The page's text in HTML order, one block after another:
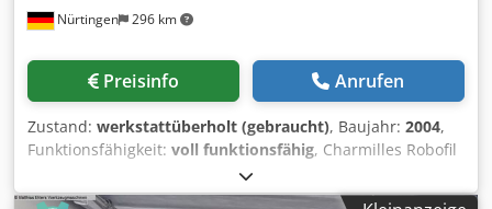
Nürtingen 296 km
Preisinfo Anrufen
Zustand: werkstattüberholt (gebraucht), Baujahr: 2004,
Funktionsfähigkeit: voll funktionsfähig, Charmilles Robofil
440 CC Baujahr 2004 Charmilles Millenium Steuerung
Verfahrwege (X / Y / Z): 550 x 350 x 400 mm Verfahrwege (U